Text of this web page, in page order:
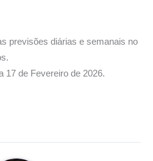
previsões diárias e semanais no
17 de Fevereiro de 2026.